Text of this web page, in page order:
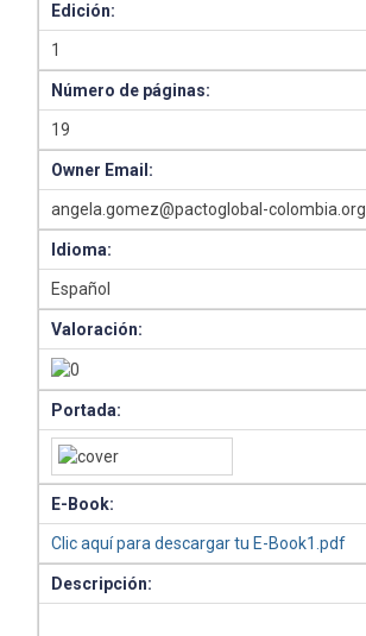
Edición:
1
Número de páginas:
19
Owner Email:
angela.gomez@pactoglobal-colombia.org
Idioma:
Español
Valoración:
Portada:
E-Book:
Clic aquí para descargar tu E-Book1.pdf
Descripción: